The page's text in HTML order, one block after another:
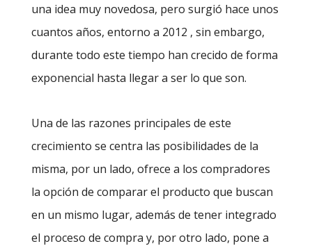
una idea muy novedosa, pero surgió hace unos
cuantos años, entorno a 2012 , sin embargo,
durante todo este tiempo han crecido de forma
exponencial hasta llegar a ser lo que son.
Una de las razones principales de este
crecimiento se centra las posibilidades de la
misma, por un lado, ofrece a los compradores
la opción de comparar el producto que buscan
en un mismo lugar, además de tener integrado
el proceso de compra y, por otro lado, pone a